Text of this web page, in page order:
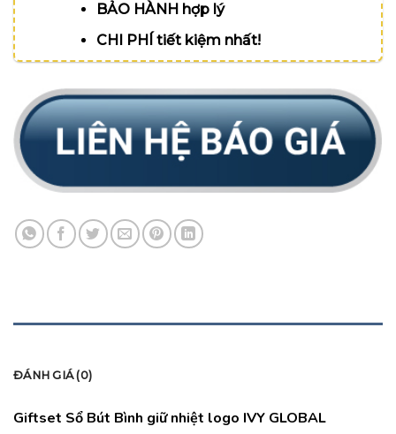
BẢO HÀNH hợp lý
CHI PHÍ tiết kiệm nhất!
ĐÁNH GIÁ (0)
Giftset Sổ Bút Bình giữ nhiệt logo IVY GLOBAL